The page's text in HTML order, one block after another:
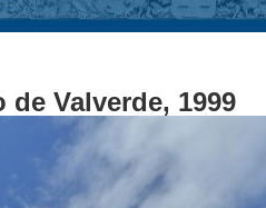
Valverde, 1999